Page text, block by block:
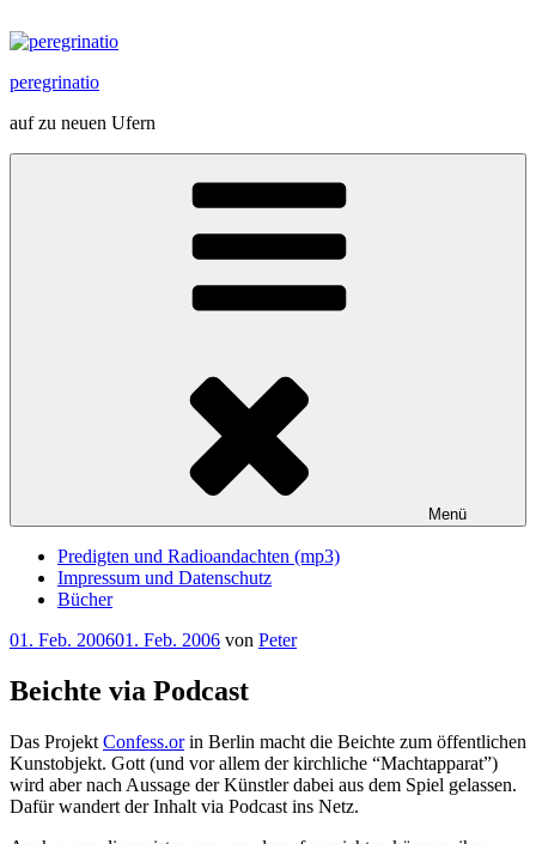
Inhalt
peregrinatio
auf zu neuen Ufern
Menü
Predigten und Radioandachten (mp3)
Impressum und Datenschutz
Bücher
Veröffentlicht
01. Feb. 200601. Feb. 2006 von Peter
Beichte via Podcast
Das Projekt Confess.orin Berlin macht die Beichte zum öffentlichen
Kunstobjekt. Gott (und vor allem der kirchliche “Machtapparat”)
wird aber nach Aussage der Künstler dabei aus dem Spiel gelassen.
Dafür wandert der Inhalt via Podcast ins Netz.